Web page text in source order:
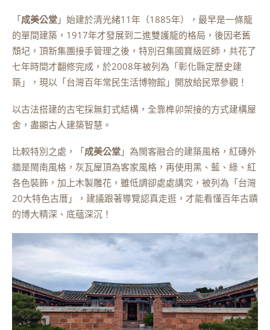
「成美公堂 」始建於清光緒11年（1885年），最早是一條龍
的單間建築，1917年才發展到二進雙護龍的格局，後因老舊
頹圮，頂新集團接手管理之後，特別召集國寶級匠師，共花了
七年時間才翻修完成，於2008年被列為「彰化縣定歷史建
築」，現以「台灣百年常民生活博物館」開放給民眾參觀！
以古法搭建的古宅採無釘式結構，全靠榫卯架接的方式建構屋
舍，盡顯古人建築智慧。
比較特別之處，「成美公堂 」為閩客融合的建築風格，紅磚外
牆是閩南風格，灰瓦屋頂為客家風格，再使用黑、藍、綠、紅
各色裝飾，加上木製雕花，雖低調卻處處講究，被列為「台灣
20大特色古厝」，建議跟著導覽認真走逛，才能看懂百年古蹟
的博大精深、底蘊深沉！